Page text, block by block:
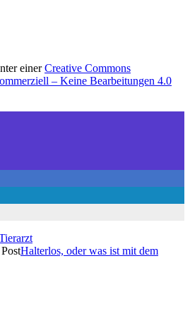
einerCreative Commons
– Keine Bearbeitungen 4.0
Halterlos, oder was ist mit dem